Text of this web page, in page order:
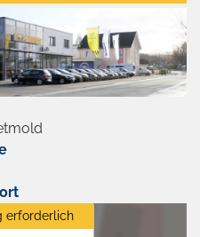
erforderlich